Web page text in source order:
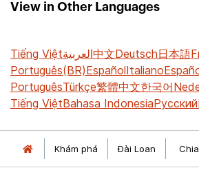
View in Other Languages
Tiếng Việtالعربية中文Deutsch日本語
Português(BR)EspañolItaliano
PortuguêsTürkçe繁體中文한국어
Tiếng ViệtBahasa IndonesiaРусский
Khám phá Đài Loan